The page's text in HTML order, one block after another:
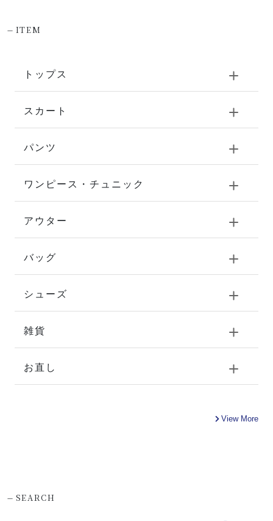
-ITEM
トップス
スカート
パンツ
ワンピース・チュニック
アウター
バッグ
シューズ
雑貨
お直し
View More
-SEARCH